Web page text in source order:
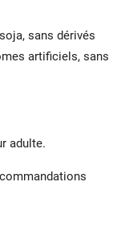
sans dérivés
artificiels, sans
adulte.